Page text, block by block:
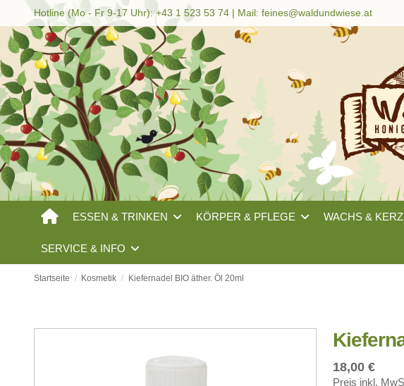
Hotline (Mo - Fr 9-17 Uhr): +43 1 523 53 74 | Mail:feines@waldundwiese.at
ESSEN & TRINKEN KÖRPER & PFLEGE WACHS &
SERVICE & INFO
Startseite Kosmetik Kiefernadel BIO äther. Öl 20ml
18,00 €
Preis inkl.